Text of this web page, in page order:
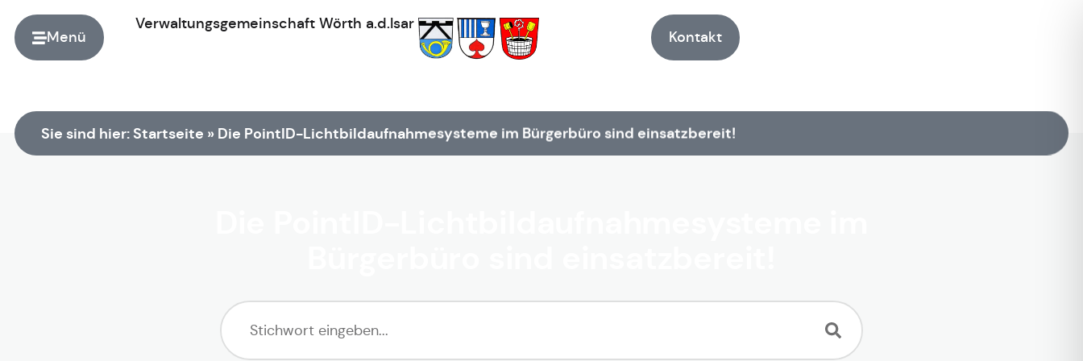
Menü
Verwaltungsgemeinschaft Wörth a.d.Isar
Kontakt
Sie sind hier: Startseite » Die PointID-Lichtbildaufnahmesysteme im Bürgerbüro sind einsatzbereit!